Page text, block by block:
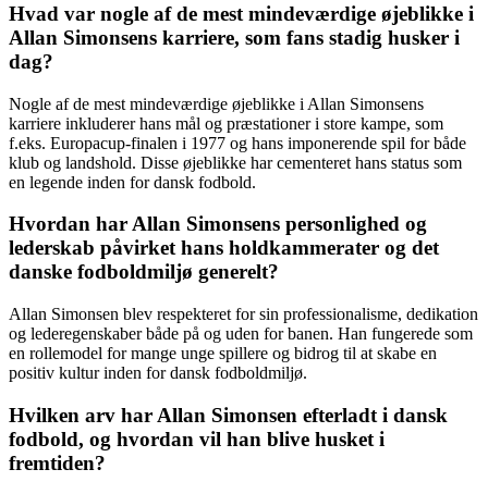
Hvad var nogle af de mest mindeværdige øjeblikke i
Allan Simonsens karriere, som fans stadig husker i
dag?
Nogle af de mest mindeværdige øjeblikke i Allan Simonsens
karriere inkluderer hans mål og præstationer i store kampe, som
f.eks. Europacup-finalen i 1977 og hans imponerende spil for både
klub og landshold. Disse øjeblikke har cementeret hans status som
en legende inden for dansk fodbold.
Hvordan har Allan Simonsens personlighed og
lederskab påvirket hans holdkammerater og det
danske fodboldmiljø generelt?
Allan Simonsen blev respekteret for sin professionalisme, dedikation
og lederegenskaber både på og uden for banen. Han fungerede som
en rollemodel for mange unge spillere og bidrog til at skabe en
positiv kultur inden for dansk fodboldmiljø.
Hvilken arv har Allan Simonsen efterladt i dansk
fodbold, og hvordan vil han blive husket i
fremtiden?